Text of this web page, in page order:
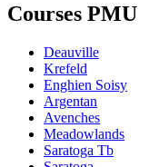
Courses PMU
Deauville
Krefeld
Enghien Soisy
Argentan
Avenches
Meadowlands
Saratoga Tb